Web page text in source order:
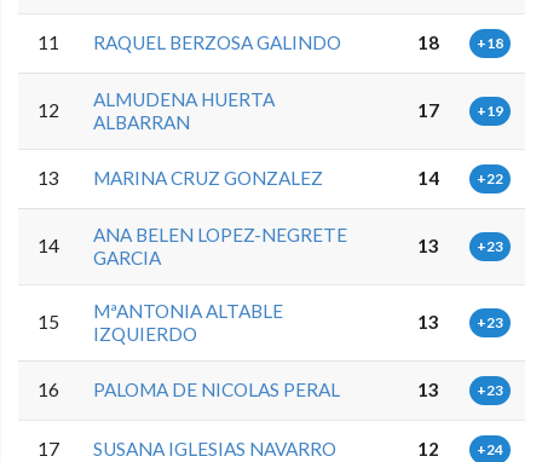
11 RAQUEL BERZOSA GALINDO 18 +18
12
ALMUDENA HUERTA
ALBARRAN
17 +19
13 MARINA CRUZ GONZALEZ 14 +22
14
ANA BELEN LOPEZ-NEGRETE
GARCIA
13 +23
15
MªANTONIA ALTABLE
IZQUIERDO
13 +23
16 PALOMA DE NICOLAS PERAL 13 +23
17 SUSANA IGLESIAS NAVARRO 12 +24